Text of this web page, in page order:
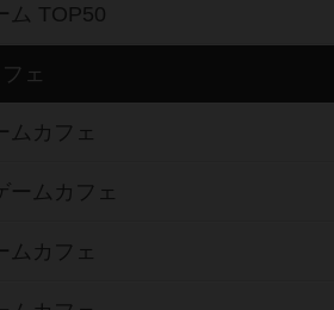
ム TOP50
ェ
ムカフェ
ームカフェ
ムカフェ